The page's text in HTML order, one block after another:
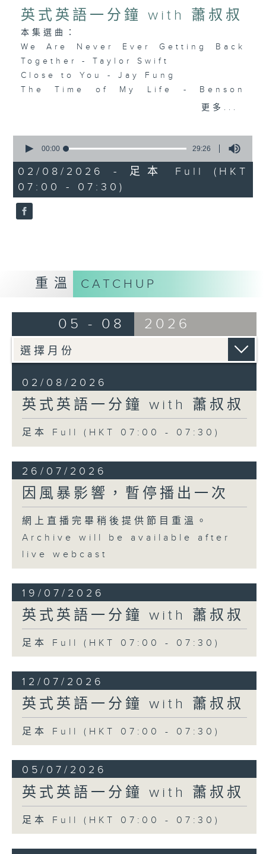
英式英語一分鐘 with 蕭叔叔
本集選曲：
We Are Never Ever Getting Back
Together - Taylor Swift
Close to You - Jay Fung
The Time of My Life - Benson
更多...
seconds
29
minutes,
26
seconds
00:00 29:26
02/08/2026 - 足本 Full (HKT
07:00 - 07:30)
重溫 CATCHUP
05 - 08 2026
02/08/2026
英式英語一分鐘 with 蕭叔叔
足本 Full (HKT 07:00 - 07:30)
26/07/2026
因風暴影響，暫停播出一次
網上直播完畢稍後提供節目重溫。
Archive will be available after
live webcast
19/07/2026
英式英語一分鐘 with 蕭叔叔
足本 Full (HKT 07:00 - 07:30)
12/07/2026
英式英語一分鐘 with 蕭叔叔
足本 Full (HKT 07:00 - 07:30)
05/07/2026
英式英語一分鐘 with 蕭叔叔
足本 Full (HKT 07:00 - 07:30)